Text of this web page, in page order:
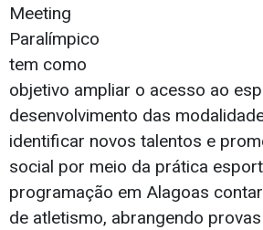
Meeting
Paralímpico
tem como
objetivo ampliar o acesso ao
desenvolvimento das
identificar novos talentos e
social por meio da prática
programação em Alagoas
de atletismo, abrangendo